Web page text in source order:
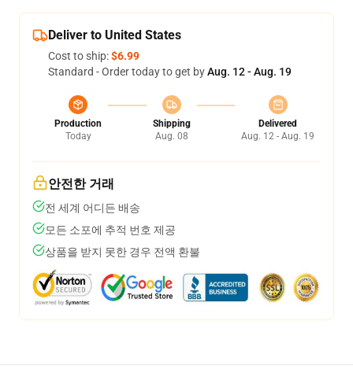
Deliver to United States
Cost to ship:$6.99
Standard - Order today to get byAug. 12 - Aug. 19
Production
Today
Shipping
Aug. 08
Delivered
Aug. 12 - Aug. 19
안전한 거래
전 세계 어디든 배송
모든 소포에 추적 번호 제공
상품을 받지 못한 경우 전액 환불